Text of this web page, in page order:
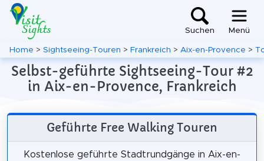
Suchen Menü
Home > Sightseeing-Touren > Frankreich > Aix-en-Provence >
Selbst-geführte Sightseeing-Tour #2
in Aix-en-Provence, Frankreich
Geführte Free Walking Touren
Kostenlose geführte Stadtrundgänge in Aix-en-